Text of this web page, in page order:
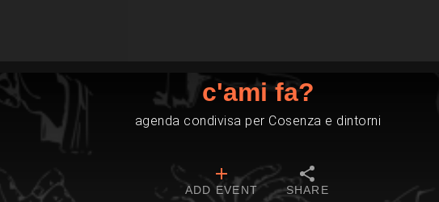
c'ami fa?
agenda condivisa per Cosenza e dintorni
ADD EVENT SHARE